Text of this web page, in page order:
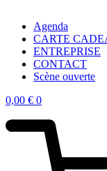
Agenda
CARTE
ENTREPRISE
CONTACT
Scène ouverte
0,00 € 0